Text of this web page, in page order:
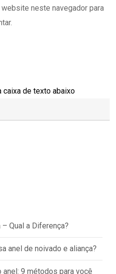
neste navegador para
caixa de texto abaixo
Qual a Diferença?
anel de noivado e aliança?
anel: 9 métodos para você